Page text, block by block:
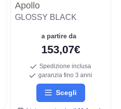
Apollo
GLOSSY BLACK
a partire da
153,07€
Spedizione inclusa
garanzia fino 3 anni
Scegli